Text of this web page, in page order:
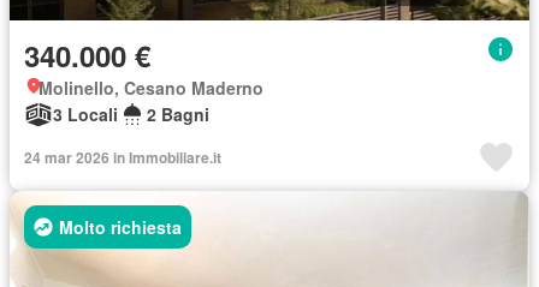
340.000 €
Molinello, Cesano Maderno
3 Locali
2 Bagni
24 mar 2026 in Immobiliare.it
Molto richiesta